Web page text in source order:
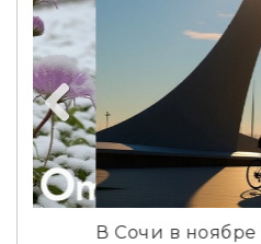
В Сочи в ноябре 2025
Previous